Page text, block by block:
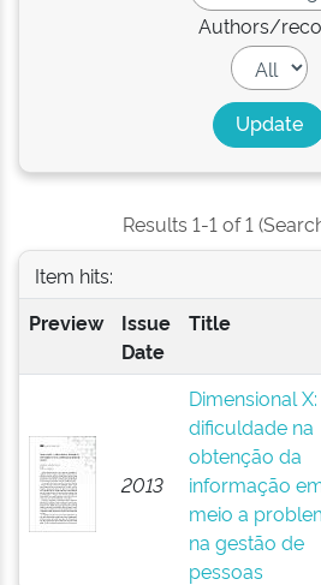
Authors/
Results 1-1 of 1
Item hits:
Preview
Issue
Date
Title
2013
Dimensional X:
dificuldade na
obtenção da
informação
meio a
na gestão de
pessoas